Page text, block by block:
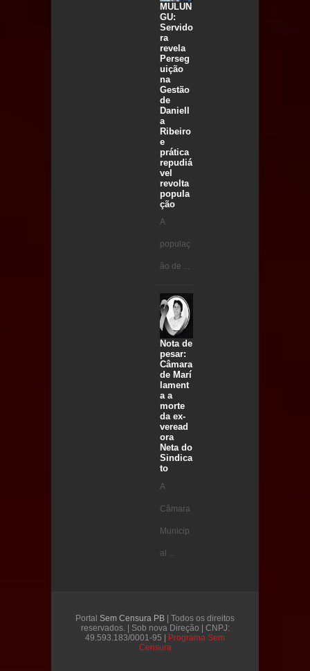
MULUN
GU:
Servido
ra
revela
Perseg
uição
na
Gestão
de
Daniell
a
Ribeiro
e
prática
repudiá
vel
revolta
popula
ção
A
populaç
ão de ...
Nota de
pesar:
Câmara
de Marí
lament
a a
morte
da ex-
veread
ora
Neta do
Sindica
to
A
Câmara
Municip
al ...
Portal Sem Censura PB | Todos os direitos
reservados. | Sob nova Direção | CNPJ:
49.593.183/0001-95 | Programa Sem
Censura